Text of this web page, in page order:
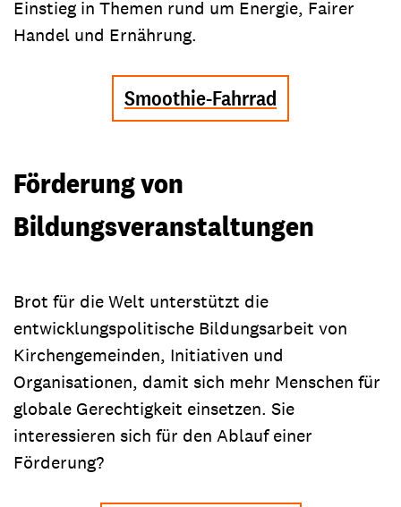
Einstieg in Themen rund um Energie, Fairer
Handel und Ernährung.
Smoothie-Fahrrad
Förderung von
Bildungsveranstaltungen
Brot für die Welt unterstützt die
entwicklungspolitische Bildungsarbeit von
Kirchengemeinden, Initiativen und
Organisationen, damit sich mehr Menschen für
globale Gerechtigkeit einsetzen. Sie
interessieren sich für den Ablauf einer
Förderung?